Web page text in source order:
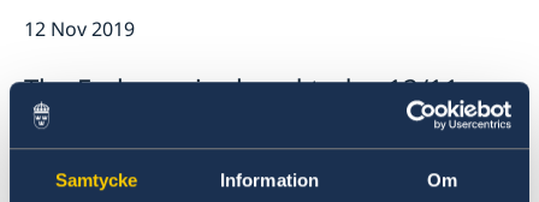
Samtycke Information Om
GDPR
12 Nov 2019
The Embassy is closed today 12/11
because of rocket alarm in Tel
Aviv/Dan area.